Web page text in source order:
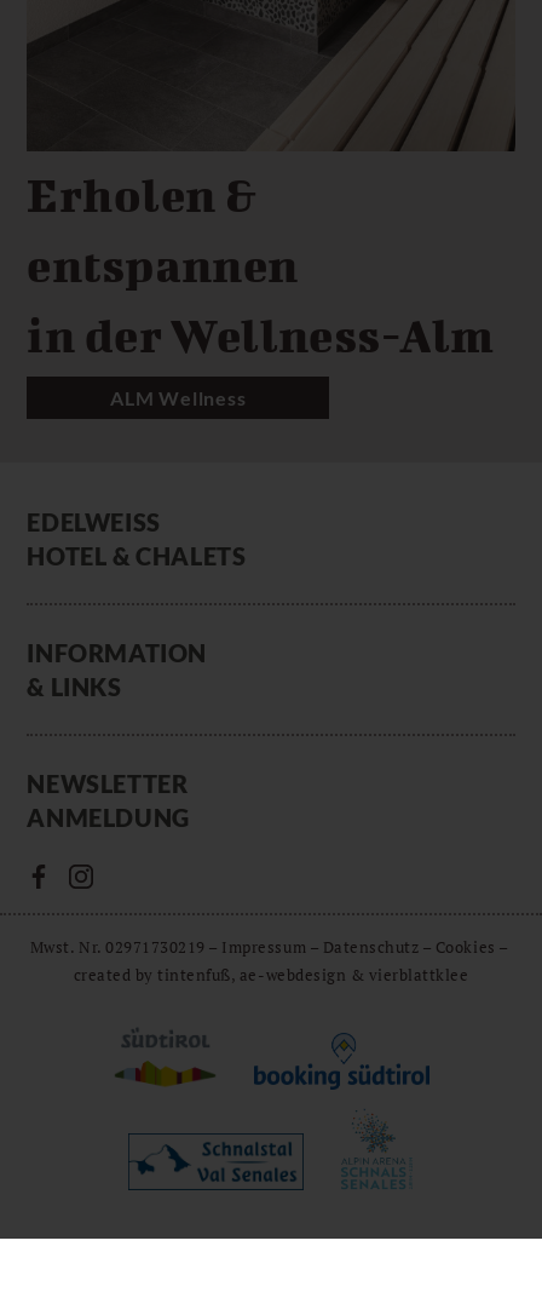
Erholen &
entspannen
in der Wellness-Alm
ALM Wellness
EDELWEISS
HOTEL & CHALETS
INFORMATION
& LINKS
NEWSLETTER
ANMELDUNG
Mwst. Nr. 02971730219 – Impressum – Datenschutz – Cookies –
created by tintenfuß, ae-webdesign & vierblattklee